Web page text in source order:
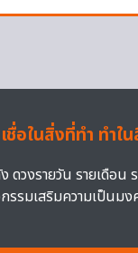
ชื่อในสิ่งที่ทำ ทำใ
ดวงรายวัน รายเดือน
รรมเสริมความเป็นม